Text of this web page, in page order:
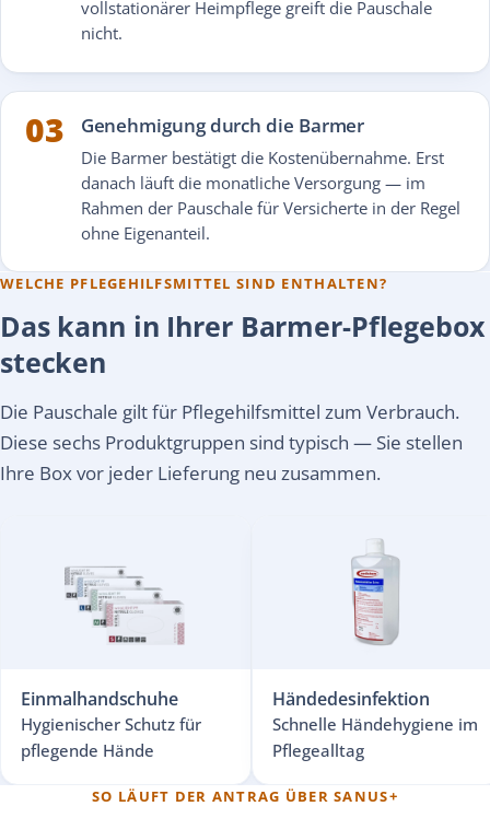
vollstationärer Heimpflege greift die Pauschale
nicht.
03 Genehmigung durch die Barmer
Die Barmer bestätigt die Kostenübernahme. Erst
danach läuft die monatliche Versorgung — im
Rahmen der Pauschale für Versicherte in der Regel
ohne Eigenanteil.
WELCHE PFLEGEHILFSMITTEL SIND ENTHALTEN?
Das kann in Ihrer Barmer-Pflegebox
stecken
Die Pauschale gilt für Pflegehilfsmittel zum Verbrauch.
Diese sechs Produktgruppen sind typisch — Sie stellen
Ihre Box vor jeder Lieferung neu zusammen.
Einmalhandschuhe
Hygienischer Schutz für
pflegende Hände
Händedesinfektion
Schnelle Händehygiene im
Pflegealltag
SO LÄUFT DER ANTRAG ÜBER SANUS+